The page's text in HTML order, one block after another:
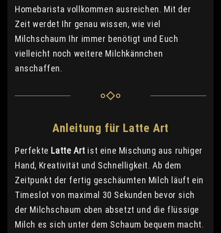
Homebarista vollkommen ausreichen. Mit der
Zeit werdet Ihr genau wissen, wie viel
Milchschaum Ihr immer benötigt und Euch
vielleicht noch weitere Milchkännchen
anschaffen.
Anleitung für Latte Art
Perfekte Latte Art ist eine Mischung aus ruhiger
Hand, Kreativität und Schnelligkeit. Ab dem
Zeitpunkt der fertig geschäumten Milch läuft ein
Timeslot von maximal 30 Sekunden bevor sich
der Milchschaum oben absetzt und die flüssige
Milch es sich unter dem Schaum bequem macht.